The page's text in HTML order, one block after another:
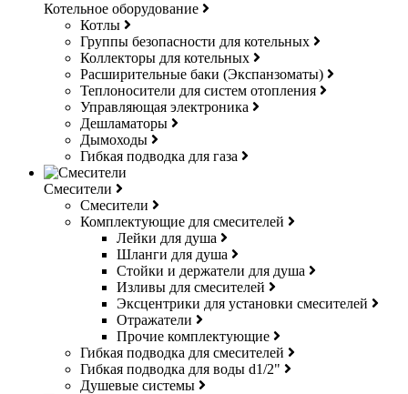
Котельное оборудование
Котлы
Группы безопасности для котельных
Коллекторы для котельных
Расширительные баки (Экспанзоматы)
Теплоносители для систем отопления
Управляющая электроника
Дешламаторы
Дымоходы
Гибкая подводка для газа
Смесители
Смесители
Комплектующие для смесителей
Лейки для душа
Шланги для душа
Стойки и держатели для душа
Изливы для смесителей
Эксцентрики для установки смесителей
Отражатели
Прочие комплектующие
Гибкая подводка для смесителей
Гибкая подводка для воды d1/2"
Душевые системы